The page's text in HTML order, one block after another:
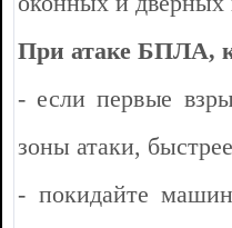
При атаке БПЛА,
- если первые
зоны атаки,
- покидайте